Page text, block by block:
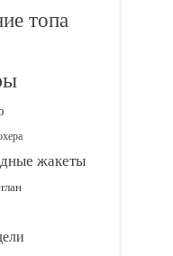
топа
жакеты